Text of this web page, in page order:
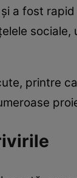
a fost
printre